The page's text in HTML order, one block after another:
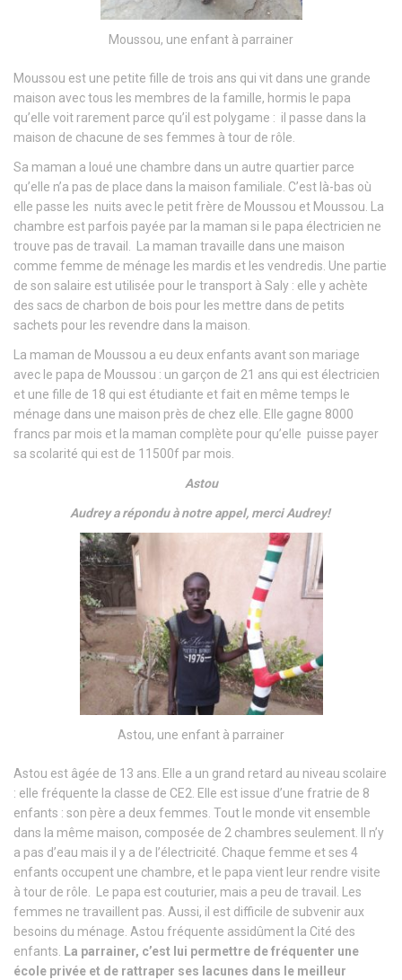
Moussou, une enfant à parrainer
Moussou est une petite fille de trois ans qui vit dans une grande
maison avec tous les membres de la famille, hormis le papa
qu’elle voit rarement parce qu’il est polygame : il passe dans la
maison de chacune de ses femmes à tour de rôle.
Sa maman a loué une chambre dans un autre quartier parce
qu’elle n’a pas de place dans la maison familiale. C’est là-bas où
elle passe les nuits avec le petit frère de Moussou et Moussou. La
chambre est parfois payée par la maman si le papa électricien ne
trouve pas de travail. La maman travaille dans une maison
comme femme de ménage les mardis et les vendredis. Une partie
de son salaire est utilisée pour le transport à Saly : elle y achète
des sacs de charbon de bois pour les mettre dans de petits
sachets pour les revendre dans la maison.
La maman de Moussou a eu deux enfants avant son mariage
avec le papa de Moussou : un garçon de 21 ans qui est électricien
et une fille de 18 qui est étudiante et fait en même temps le
ménage dans une maison près de chez elle. Elle gagne 8000
francs par mois et la maman complète pour qu’elle puisse payer
sa scolarité qui est de 11500f par mois.
Astou
Audrey a répondu à notre appel, merci Audrey!
Astou, une enfant à parrainer
Astou est âgée de 13 ans. Elle a un grand retard au niveau scolaire
: elle fréquente la classe de CE2. Elle est issue d’une fratrie de 8
enfants : son père a deux femmes. Tout le monde vit ensemble
dans la même maison, composée de 2 chambres seulement. Il n’y
a pas d’eau mais il y a de l’électricité. Chaque femme et ses 4
enfants occupent une chambre, et le papa vient leur rendre visite
à tour de rôle. Le papa est couturier, mais a peu de travail. Les
femmes ne travaillent pas. Aussi, il est difficile de subvenir aux
besoins du ménage. Astou fréquente assidûment la Cité des
enfants. La parrainer, c’est lui permettre de fréquenter une
école privée et de rattraper ses lacunes dans le meilleur